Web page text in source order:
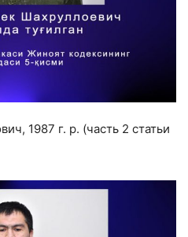
1987 г. р. (часть 2 статьи